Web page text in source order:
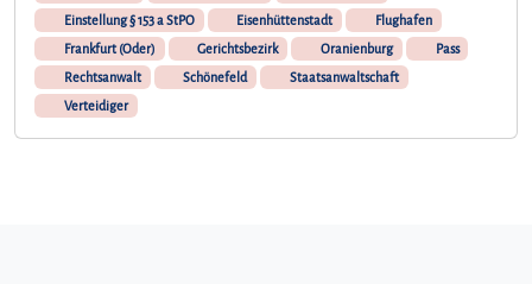
Einstellung § 153 a StPO
Eisenhüttenstadt
Flughafen
Frankfurt (Oder)
Gerichtsbezirk Oranienburg
Pass
Rechtsanwalt
Schönefeld
Staatsanwaltschaft
Verteidiger